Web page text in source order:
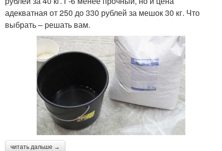
адекватная от 250 до 330 рублей за мешок 30 кг. Что
выбрать – решать вам.
читать дальше →